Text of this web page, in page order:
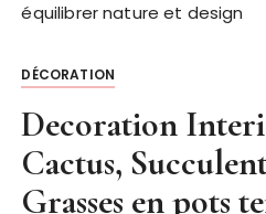
équilibrer nature et design
DÉCORATION
Decoration
Cactus,
Grasses en pots